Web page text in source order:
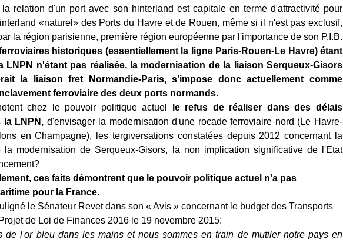
relation d'un port avec son hinterland est capitale en terme d'attractivité pour
«naturel» des Ports du Havre et de Rouen, même si il n'est pas exclusif,
la région parisienne, première région européenne par l'importance de son P.I.B.
historiques (essentiellement la ligne Paris-Rouen-Le Havre) étant
LNPN n'étant pas réalisée, la modernisation de la liaison Serqueux-Gisors
la liaison fret Normandie-Paris, s'impose donc actuellement comme
ferroviaire des deux ports normands.
chez le pouvoir politique actuel
le refus de réaliser dans des délais
la LNPN, d'envisager la modernisation d'une rocade ferroviaire nord (Le Havre-
en Champagne), les tergiversations constatées depuis 2012 concernant la
la modernisation de Serqueux-Gisors, la non implication significative de l'Etat
ces faits démontrent que le pouvoir politique actuel n'a pas
pour la France.
le Sénateur Revet dans son « Avis » concernant le budget des Transports
de Loi de Finances 2016 le 19 novembre 2015:
de l'or bleu dans les mains et nous sommes en train de mutiler notre pays en